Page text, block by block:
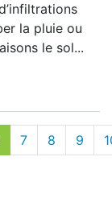
la pluie ou
le sol...
7 8 9